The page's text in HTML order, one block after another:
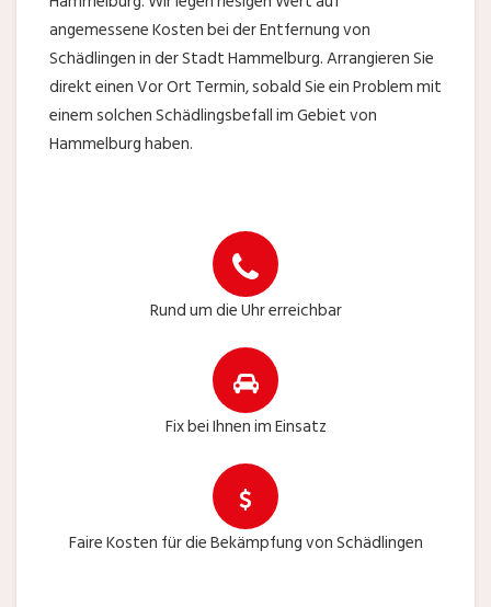
angemessene Kosten bei der Entfernung von
Schädlingen in der Stadt Hammelburg. Arrangieren Sie
direkt einen Vor Ort Termin, sobald Sie ein Problem mit
einem solchen Schädlingsbefall im Gebiet von
Hammelburg haben.
Rund um die Uhr erreichbar
Fix bei Ihnen im Einsatz
Faire Kosten für die Bekämpfung von Schädlingen